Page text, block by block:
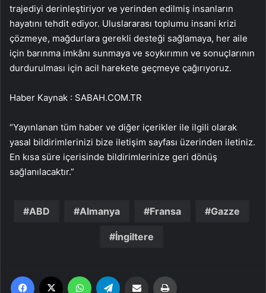
trajediyi derinleştiriyor ve yerinden edilmiş insanların
hayatını tehdit ediyor. Uluslararası toplumu insani krizi
çözmeye, mağdurlara gerekli desteği sağlamaya, her aile
için barınma imkânı sunmaya ve soykırımın ve sonuçlarının
durdurulması için acil harekete geçmeye çağırıyoruz.
Haber Kaynak : SABAH.COM.TR
“Yayınlanan tüm haber ve diğer içerikler ile ilgili olarak
yasal bildirimlerinizi bize iletişim sayfası üzerinden iletiniz.
En kısa süre içerisinde bildirimlerinize geri dönüş
sağlanılacaktır.”
ABD Almanya Fransa Gazze
İngiltere
Facebook WhatsApp Email'den paylaş